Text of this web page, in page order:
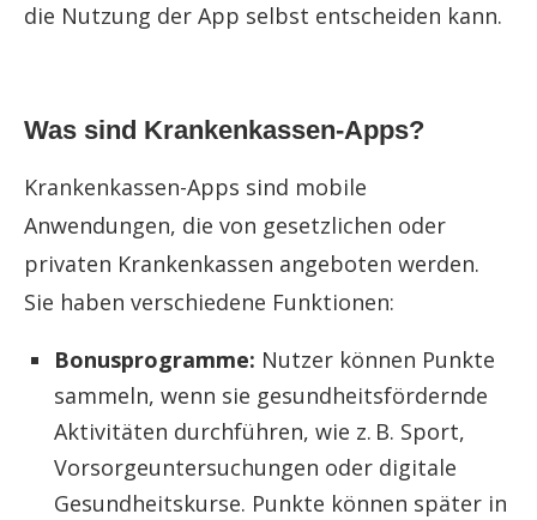
die Nutzung der App selbst entscheiden kann.
Was sind Krankenkassen-Apps?
Krankenkassen-Apps sind mobile
Anwendungen, die von gesetzlichen oder
privaten Krankenkassen angeboten werden.
Sie haben verschiedene Funktionen:
Bonusprogramme: Nutzer können Punkte
sammeln, wenn sie gesundheitsfördernde
Aktivitäten durchführen, wie z. B. Sport,
Vorsorgeuntersuchungen oder digitale
Gesundheitskurse. Punkte können später in